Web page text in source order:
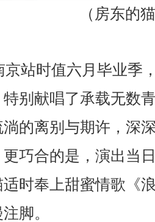
（房东的猫
京站时值六月毕业季
别献唱了承载无数
的离别与期许，深
巧合的是，演出当
适时奉上甜蜜情歌《
脚。